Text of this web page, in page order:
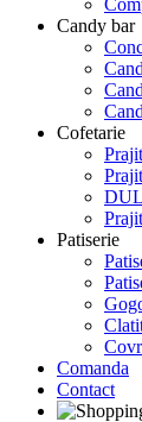
Candy bar
Cofetarie
Patiserie
Comanda
Contact